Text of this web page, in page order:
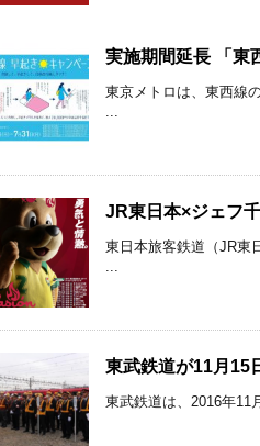
実施期間延長 「東
東京メトロは、東西線
...
JR東日本×ジェフ
東日本旅客鉄道（JR東
...
東武鉄道が11月15
東武鉄道は、2016年11